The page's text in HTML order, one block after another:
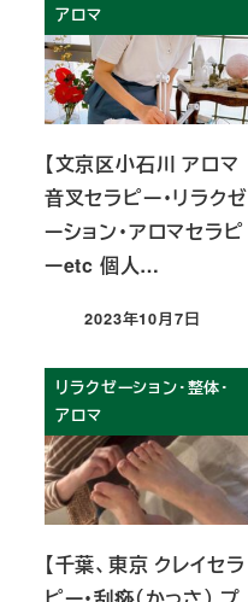
アロマ
【文京区小石川 アロマ
音叉セラピー・リラクゼ
ーション・アロマセラピ
ーetc 個人…
投稿日
2023年10月7日
リラクゼーション・整体・
アロマ
【千葉、東京 クレイセラ